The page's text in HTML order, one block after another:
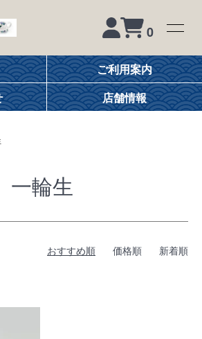
0
ご利用案内
店舗情報
一輪生
おすすめ順 価格順 新着順